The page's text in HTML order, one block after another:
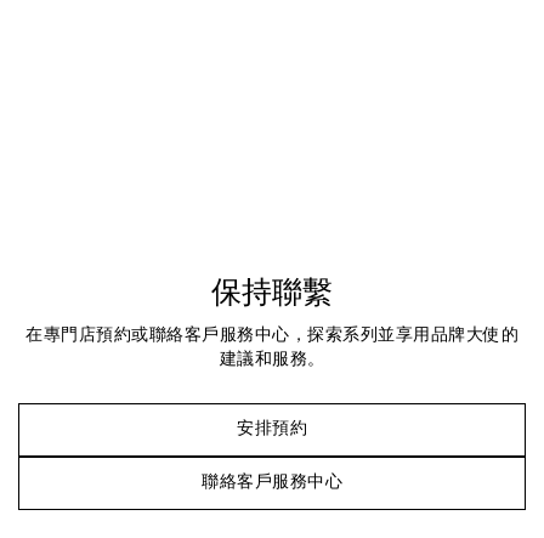
保持聯繫
在專門店預約或聯絡客戶服務中心，探索系列並享用品牌大使的
建議和服務。
安排預約
聯絡客戶服務中心